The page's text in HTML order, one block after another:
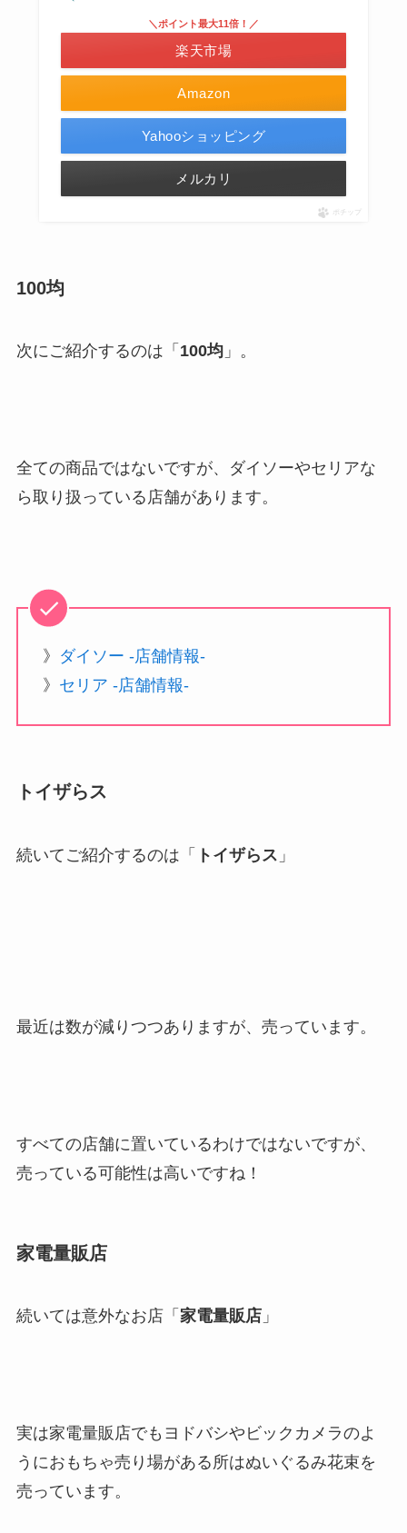
Amazon
＼ポイント最大11倍！／
楽天市場
Yahooショッピング
メルカリ
ポチップ
100均
次にご紹介するのは「 100均」。
全ての商品ではないですが、ダイソーやセリアな
ら取り扱っている店舗があります。
》 ダイソー -店舗情報-
》 セリア -店舗情報-
トイザらス
続いてご紹介するのは「 トイザらス 」
最近は数が減りつつありますが、売っています。
すべての店舗に置いているわけではないですが、
売っている可能性は高いですね！
家電量販店
続いては意外なお店「 家電量販店」
実は家電量販店でもヨドバシやビックカメラのよ
うにおもちゃ売り場がある所はぬいぐるみ花束を
売っています。